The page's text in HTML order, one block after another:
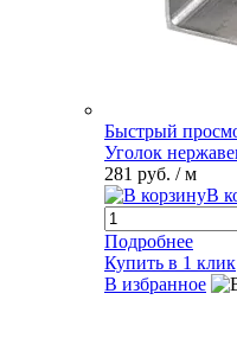
Быстрый
Уголок
281 руб. / м
В
Подробнее
Купить в 1 клик
В избранное